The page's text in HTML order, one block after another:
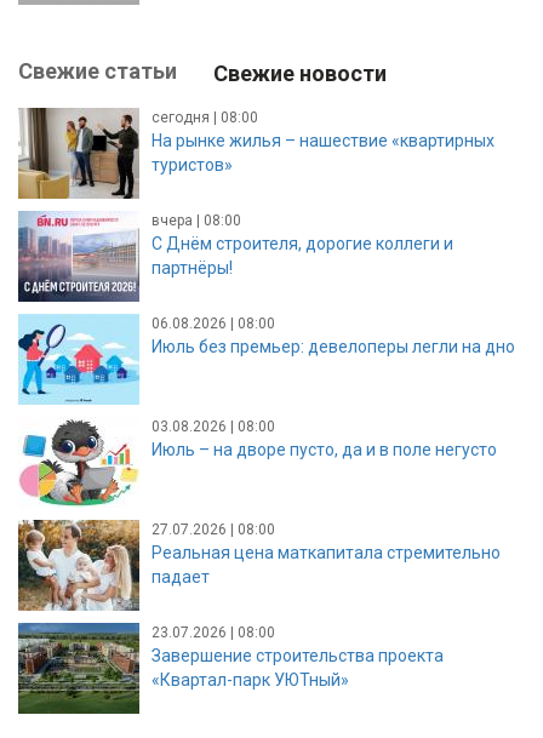
Свежие статьи Свежие новости
сегодня | 08:00
На рынке жилья – нашествие «квартирных
туристов»
вчера | 08:00
С Днём строителя, дорогие коллеги и
партнёры!
06.08.2026 | 08:00
Июль без премьер: девелоперы легли на дно
03.08.2026 | 08:00
Июль – на дворе пусто, да и в поле негусто
27.07.2026 | 08:00
Реальная цена маткапитала стремительно
падает
23.07.2026 | 08:00
Завершение строительства проекта
«Квартал-парк УЮТный»